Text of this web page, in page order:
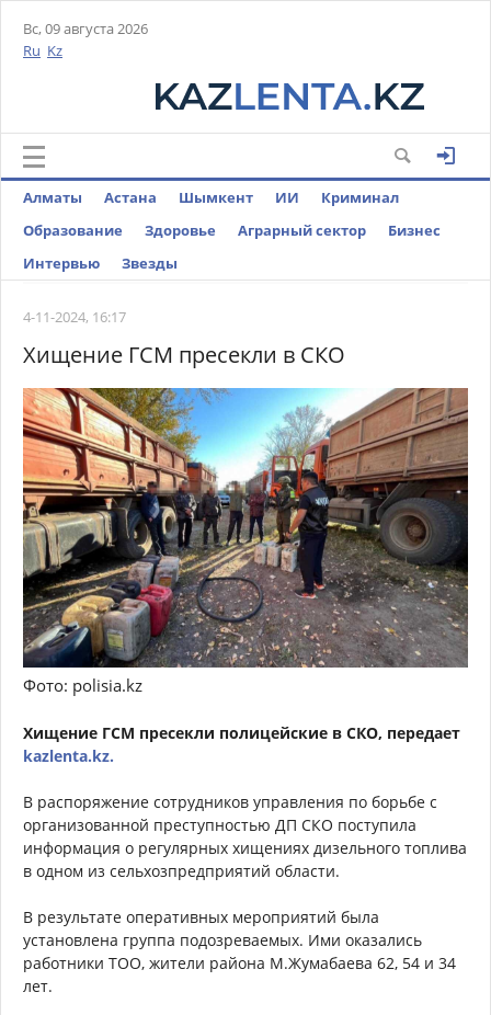
Вс, 09 августа 2026
Ru Kz
Алматы Астана Шымкент ИИ
Криминал
Образование
Здоровье Аграрный сектор
Бизнес
Интервью
Звезды
4-11-2024, 16:17
Хищение ГСМ пресекли в СКО
Фото: polisia.kz
Хищение ГСМ пресекли полицейские в СКО, передает
kazlenta.kz.
В распоряжение сотрудников управления по борьбе с
организованной преступностью ДП СКО поступила
информация о регулярных хищениях дизельного топлива
в одном из сельхозпредприятий области.
В результате оперативных мероприятий была
установлена группа подозреваемых. Ими оказались
работники ТОО, жители района М.Жумабаева 62, 54 и 34
лет.